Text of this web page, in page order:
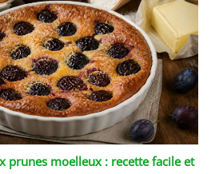
prunes moelleux : recette facile et